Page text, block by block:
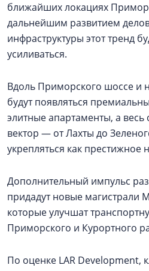
ближайших локациях
дальнейшим развитием
инфраструктуры этот тренд
усиливаться.
Вдоль Приморского шоссе и
будут появляться
элитные апартаменты, а весь
вектор — от Лахты до
укрепляться как престижное
Дополнительный импульс
придадут новые магистрали
которые улучшат
Приморского и Курортного
По оценке LAR Development,